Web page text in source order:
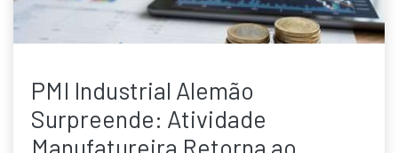
PMI Industrial Alemão
Surpreende: Atividade
Manufatureira Retorna ao